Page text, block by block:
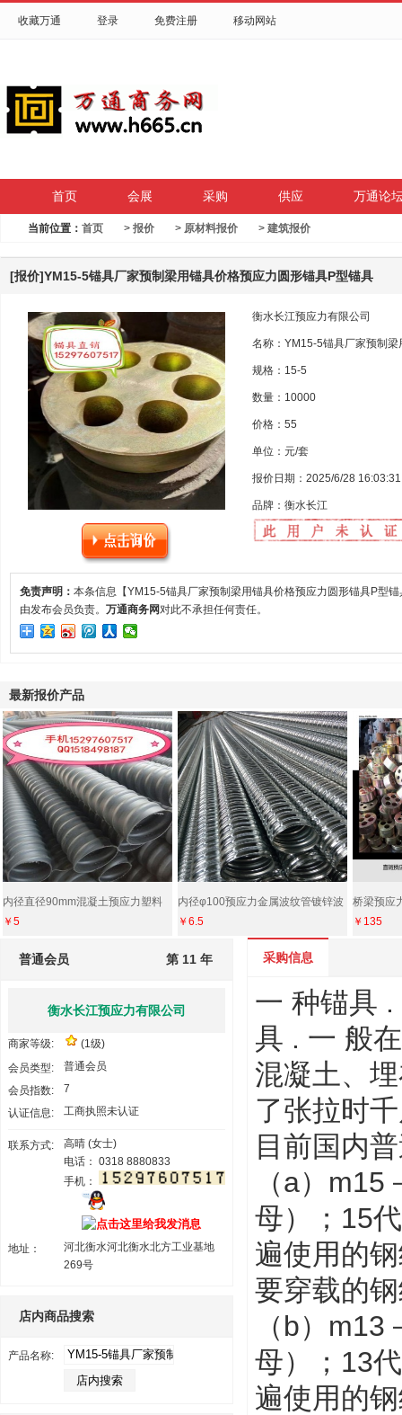
收藏万通 登录 免费注册 移动网站
首页 会展 采购 供应 万通论
当前位置： 首页 > 报价 > 原材料报价 > 建筑报价
[报价]YM15-5锚具厂家预制梁用锚具价格预应力圆形锚具P型锚具
衡水长江预应力有限公司
名称：YM15-5锚具厂家预制
规格：15-5
数量：10000
价格：55
单位：元/套
报价日期：2025/6/28 16:03:31
品牌：衡水长江
免责声明： 本条信息【YM15-5锚具厂家预制梁用锚具价格预应力圆形锚具P型
由发布会员负责。 万通商务网对此不承担任何责任。
最新报价产品
内径直径90mm混凝土预应力塑料
波纹管厂家价格
￥5
内径φ100预应力金属波纹管镀锌波
纹管加工厂家
￥6.5
桥梁预应
家15-9张
￥135
第 11 年
普通会员
衡水长江预应力有限公司
商家等级:
(1级)
会员类型:
普通会员
会员指数:
7
认证信息:
工商执照未认证
联系方式:
高晴 (女士)
电话： 0318 8880833
手机：
地址：
河北衡水河北衡水北方工业基地
269号
店内商品搜索
产品名称:
采购信息
一 种锚具
具 . 一 般
混凝土、
了张拉时
目前国内
（a）
母）；15
遍使用的
要穿载的
（b）
母）；13
遍使用的